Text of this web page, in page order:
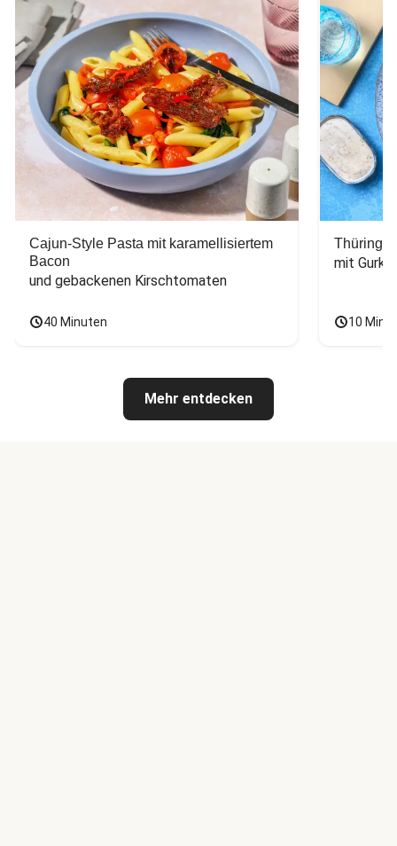
Cajun-Style Pasta mit karamellisiertem
Bacon
und gebackenen Kirschtomaten
40 Minuten
mit
10
Mehr entdecken